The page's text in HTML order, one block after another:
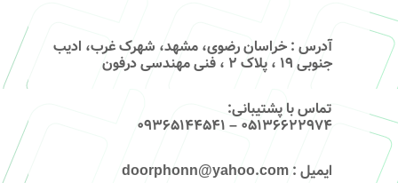
آدرس : خراسان رضوی، مشهد، شهرک غرب، ادیب
جنوبی ۱۹ ، پلاک ۲ ، فنی مهندسی درفون
تماس با پشتیبانی:
۰۵۱۳۶۶۲۲۹۷۴ – 09365144541
ایمیل : doorphonn@yahoo.com